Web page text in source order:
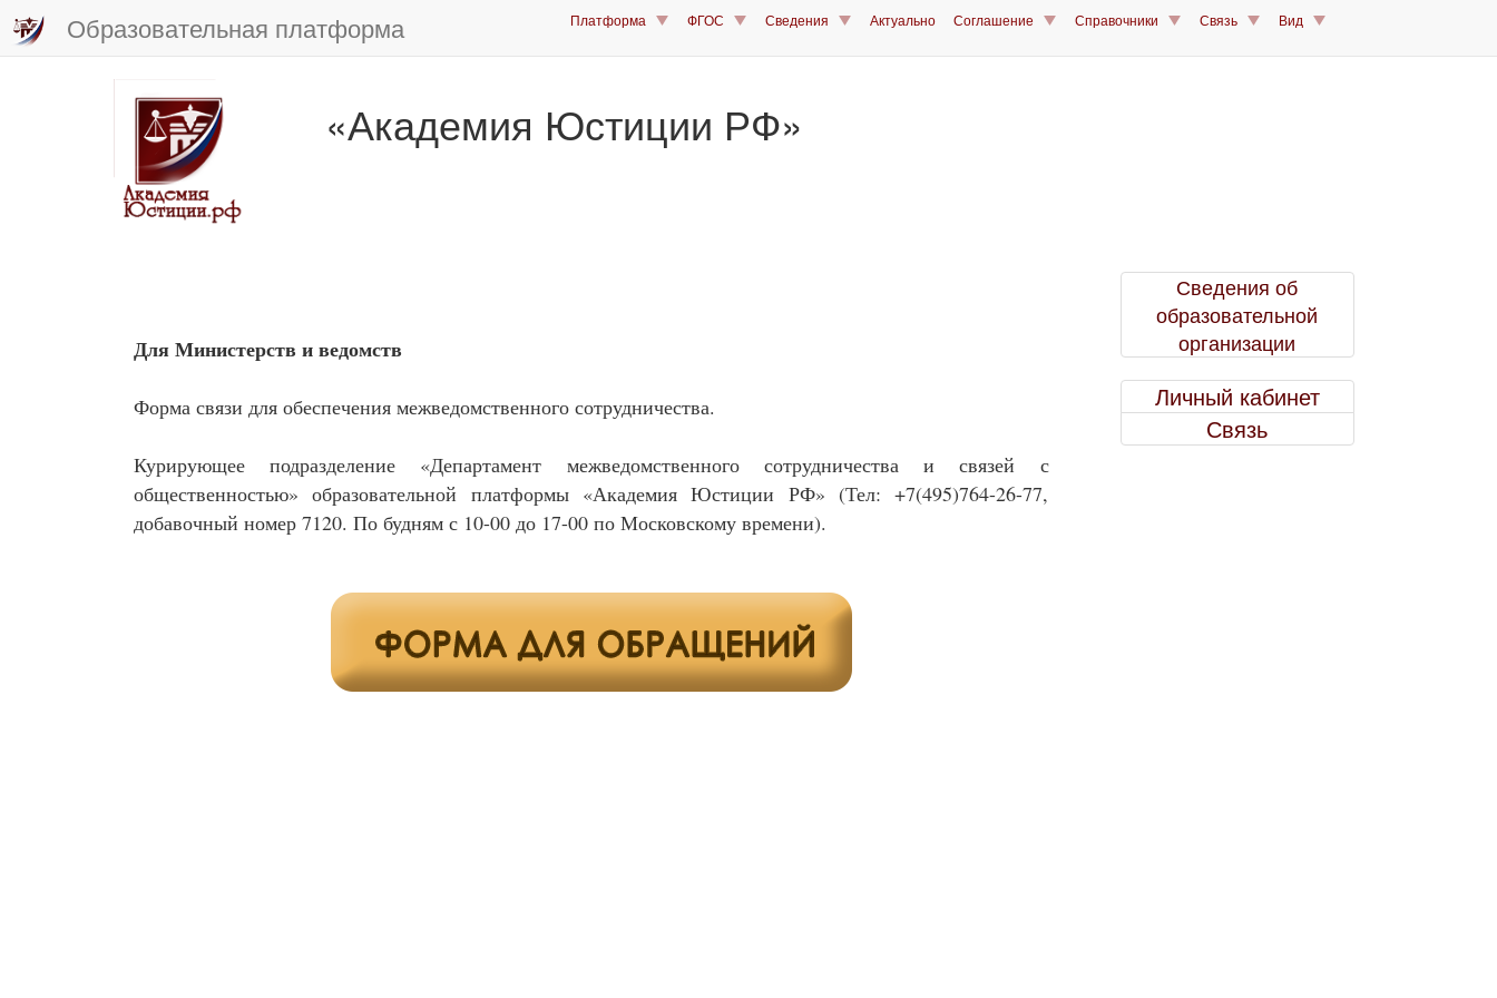
Образовательная платформа Платформа ФГОС Сведения Актуально Соглашение Справочники Связь Вид
«Академия Юстиции РФ»
Для Министерств и ведомств
Форма связи для обеспечения межведомственного сотрудничества.
Курирующее подразделение «Департамент межведомственного сотрудничества и связей с
общественностью» образовательной платформы «Академия Юстиции РФ» (Тел: +7(495)764-26-77,
добавочный номер 7120. По будням с 10-00 до 17-00 по Московскому времени).
Сведения об
образовательной
организации
Личный кабинет
Связь